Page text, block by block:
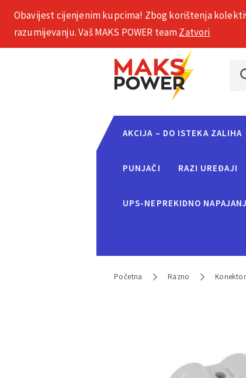
+385 1 2002 575
AKCIJA – DO ISTEKA ZALIHA
PUNJAČI RAZI UREĐAJI
UPS-NEPREKIDNO
Početna Razno
Obavijest cijenjenim kupcima! Zbog korištenja
razumijevanju. Vaš MAKS POWER teamZatvori